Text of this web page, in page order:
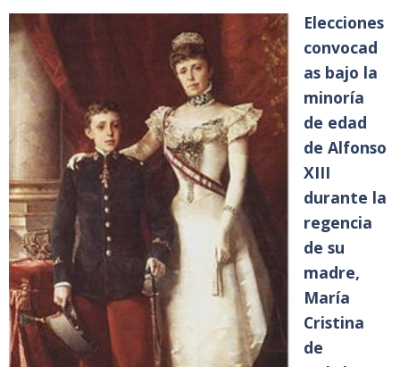
Elecciones
convocad
as bajo la
minoría
de edad
de Alfonso
XIII
durante la
regencia
de su
madre,
María
Cristina
de